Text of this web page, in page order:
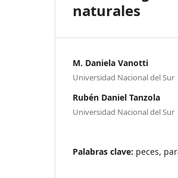
naturales
M. Daniela Vanotti
Universidad Nacional del Sur
Rubén Daniel Tanzola
Universidad Nacional del Sur
Palabras clave: peces,